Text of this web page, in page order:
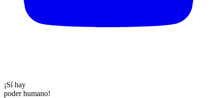
¡Sí hay
poder humano!